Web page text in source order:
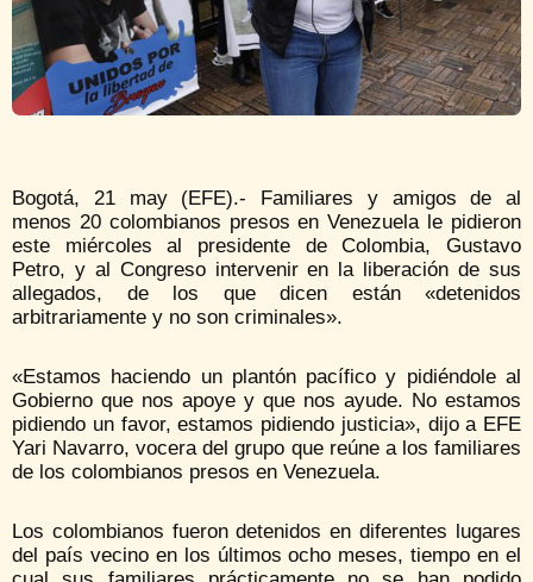
Bogotá, 21 may (EFE).- Familiares y amigos de al
menos 20 colombianos presos en Venezuela le pidieron
este miércoles al presidente de Colombia, Gustavo
Petro, y al Congreso intervenir en la liberación de sus
allegados, de los que dicen están «detenidos
arbitrariamente y no son criminales».
«Estamos haciendo un plantón pacífico y pidiéndole al
Gobierno que nos apoye y que nos ayude. No estamos
pidiendo un favor, estamos pidiendo justicia», dijo a EFE
Yari Navarro, vocera del grupo que reúne a los familiares
de los colombianos presos en Venezuela.
Los colombianos fueron detenidos en diferentes lugares
del país vecino en los últimos ocho meses, tiempo en el